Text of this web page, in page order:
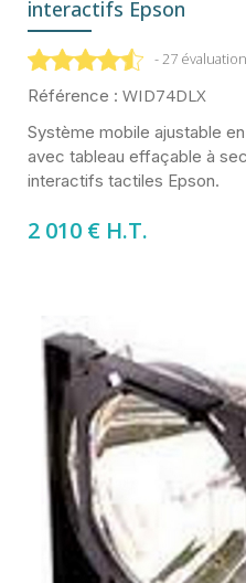
interactifs Epson
- 27
Référence : WID74DLX
Système mobile ajustable
avec tableau effaçable à
interactifs tactiles Epson.
2 010 € H.T.